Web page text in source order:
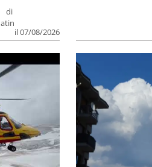
di
il 07/08/2026